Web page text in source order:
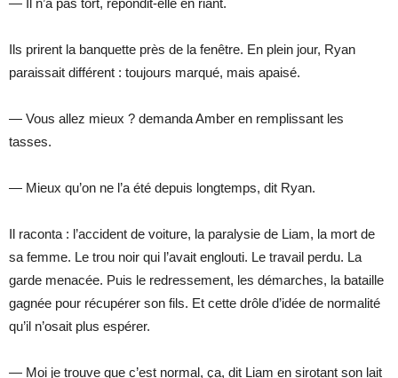
— Il n’a pas tort, répondit-elle en riant.
Ils prirent la banquette près de la fenêtre. En plein jour, Ryan
paraissait différent : toujours marqué, mais apaisé.
— Vous allez mieux ? demanda Amber en remplissant les
tasses.
— Mieux qu’on ne l’a été depuis longtemps, dit Ryan.
Il raconta : l’accident de voiture, la paralysie de Liam, la mort de
sa femme. Le trou noir qui l’avait englouti. Le travail perdu. La
garde menacée. Puis le redressement, les démarches, la bataille
gagnée pour récupérer son fils. Et cette drôle d’idée de normalité
qu’il n’osait plus espérer.
— Moi je trouve que c’est normal, ça, dit Liam en sirotant son lait